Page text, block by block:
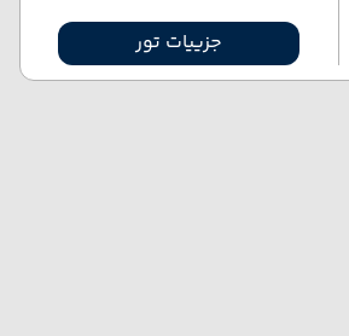
جزییات تور